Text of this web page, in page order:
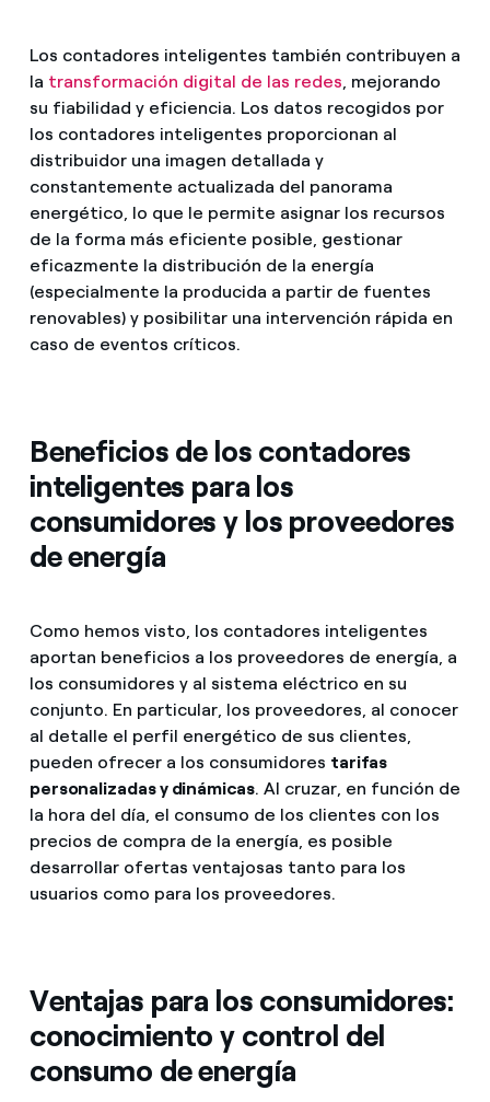
Los contadores inteligentes también contribuyen a
la transformación digital de las redes, mejorando
su fiabilidad y eficiencia. Los datos recogidos por
los contadores inteligentes proporcionan al
distribuidor una imagen detallada y
constantemente actualizada del panorama
energético, lo que le permite asignar los recursos
de la forma más eficiente posible, gestionar
eficazmente la distribución de la energía
(especialmente la producida a partir de fuentes
renovables) y posibilitar una intervención rápida en
caso de eventos críticos.
Beneficios de los contadores
inteligentes para los
consumidores y los proveedores
de energía
Como hemos visto, los contadores inteligentes
aportan beneficios a los proveedores de energía, a
los consumidores y al sistema eléctrico en su
conjunto. En particular, los proveedores, al conocer
al detalle el perfil energético de sus clientes,
pueden ofrecer a los consumidores tarifas
personalizadas y dinámicas. Al cruzar, en función de
la hora del día, el consumo de los clientes con los
precios de compra de la energía, es posible
desarrollar ofertas ventajosas tanto para los
usuarios como para los proveedores.
Ventajas para los consumidores:
conocimiento y control del
consumo de energía